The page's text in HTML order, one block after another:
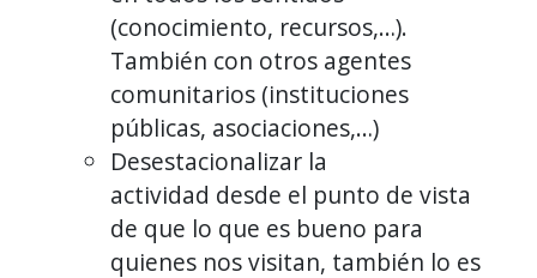
(conocimiento, recursos,…).
También con otros agentes
comunitarios (instituciones
públicas, asociaciones,…)
Desestacionalizar la
actividad desde el punto de vista
de que lo que es bueno para
quienes nos visitan, también lo es